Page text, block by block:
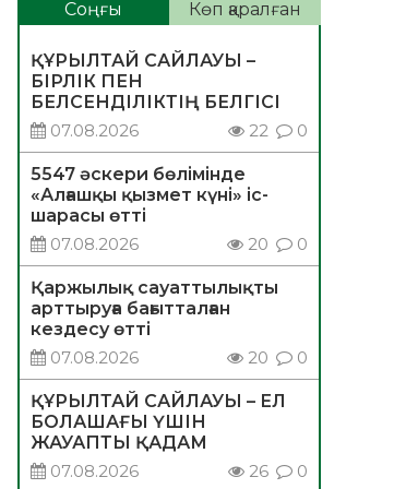
Соңғы Көп қаралған
ҚҰРЫЛТАЙ САЙЛАУЫ –
БІРЛІК ПЕН
БЕЛСЕНДІЛІКТІҢ БЕЛГІСІ
07.08.2026
22 0
5547 әскери бөлімінде
«Алғашқы қызмет күні» іс-
шарасы өтті
07.08.2026
20 0
Қаржылық сауаттылықты
арттыруға бағытталған
кездесу өтті
07.08.2026
20 0
ҚҰРЫЛТАЙ САЙЛАУЫ – ЕЛ
БОЛАШАҒЫ ҮШІН
ЖАУАПТЫ ҚАДАМ
07.08.2026
26 0